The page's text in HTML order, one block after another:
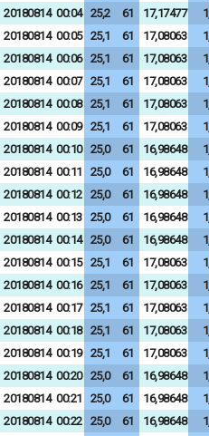
20180814 00:04 25,2 61 17,17477
20180814 00:05 25,1 61 17,08063
20180814 00:06 25,1 61 17,08063
20180814 00:07 25,1 61 17,08063
20180814 00:08 25,1 61 17,08063
20180814 00:09 25,1 61 17,08063
20180814 00:10 25,0 61 16,98648
20180814 00:11 25,0 61 16,98648
20180814 00:12 25,0 61 16,98648
20180814 00:13 25,0 61 16,98648
20180814 00:14 25,0 61 16,98648
20180814 00:15 25,1 61 17,08063
20180814 00:16 25,1 61 17,08063
20180814 00:17 25,1 61 17,08063
20180814 00:18 25,1 61 17,08063
20180814 00:19 25,1 61 17,08063
20180814 00:20 25,0 61 16,98648
20180814 00:21 25,0 61 16,98648
20180814 00:22 25,0 61 16,98648